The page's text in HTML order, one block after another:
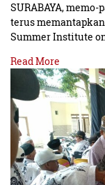
SURABAYA,
terus
Summer Institute
Read More